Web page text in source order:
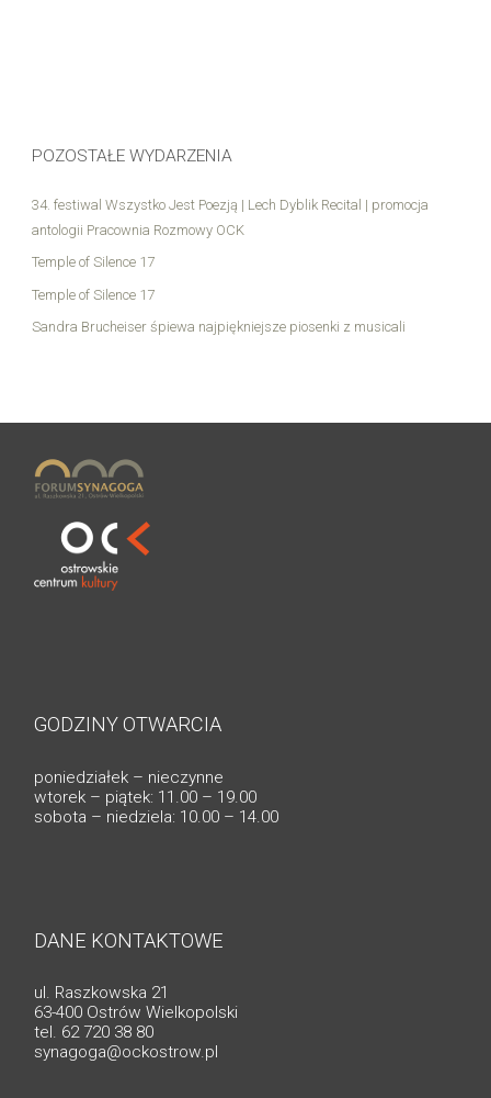
POZOSTAŁE WYDARZENIA
34. festiwal Wszystko Jest Poezją | Lech Dyblik Recital | promocja
antologii Pracownia Rozmowy OCK
Temple of Silence 17
Temple of Silence 17
Sandra Brucheiser śpiewa najpiękniejsze piosenki z musicali
GODZINY OTWARCIA
poniedziałek – nieczynne
wtorek – piątek: 11.00 – 19.00
sobota – niedziela: 10.00 – 14.00
DANE KONTAKTOWE
ul. Raszkowska 21
63-400 Ostrów Wielkopolski
tel. 62 720 38 80
synagoga@ockostrow.pl